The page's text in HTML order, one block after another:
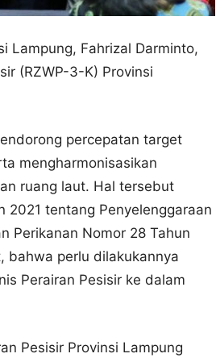
Lampung, Fahrizal Darminto,
(RZWP-3-K) Provinsi
percepatan target
mengharmonisasikan
ruang laut. Hal tersebut
2021 tentang Penyelenggaraan
Perikanan Nomor 28 Tahun
bahwa perlu dilakukannya
Perairan Pesisir ke dalam
Pesisir Provinsi Lampung